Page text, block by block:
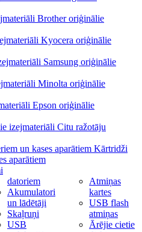
Brother oriģinālie
Kyocera oriģinālie
Samsung oriģinālie
Minolta oriģinālie
Epson oriģinālie
Citu ražotāju
Kārtridži
aparātiem
datoriem
Akumulatori
un lādētāji
Skaļruņi
USB
Atmiņas
kartes
USB flash
atmiņas
Ārējie cietie